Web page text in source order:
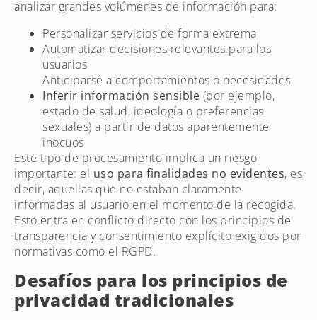
analizar grandes volúmenes de información para:
Personalizar servicios de forma extrema
Automatizar decisiones relevantes para los
usuarios
Anticiparse a comportamientos o necesidades
Inferir información sensible (por ejemplo,
estado de salud, ideología o preferencias
sexuales) a partir de datos aparentemente
inocuos
Este tipo de procesamiento implica un riesgo
importante: el uso para finalidades no evidentes, es
decir, aquellas que no estaban claramente
informadas al usuario en el momento de la recogida.
Esto entra en conflicto directo con los principios de
transparencia y consentimiento explícito exigidos por
normativas como el RGPD.
Desafíos para los principios de
privacidad tradicionales